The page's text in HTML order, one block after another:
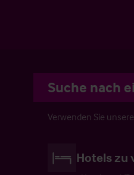
Suche nach
Verwenden Sie
Hotels zu